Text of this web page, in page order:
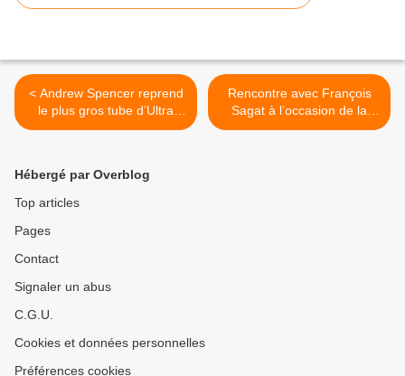
< Andrew Spencer reprend
le plus gros tube d’Ultra
Naté façon Purple Disco
Rencontre avec François
Sagat à l’occasion de la
parution de son premier
Hébergé par Overblog
Top articles
Pages
Contact
Signaler un abus
C.G.U.
Cookies et données personnelles
Préférences cookies